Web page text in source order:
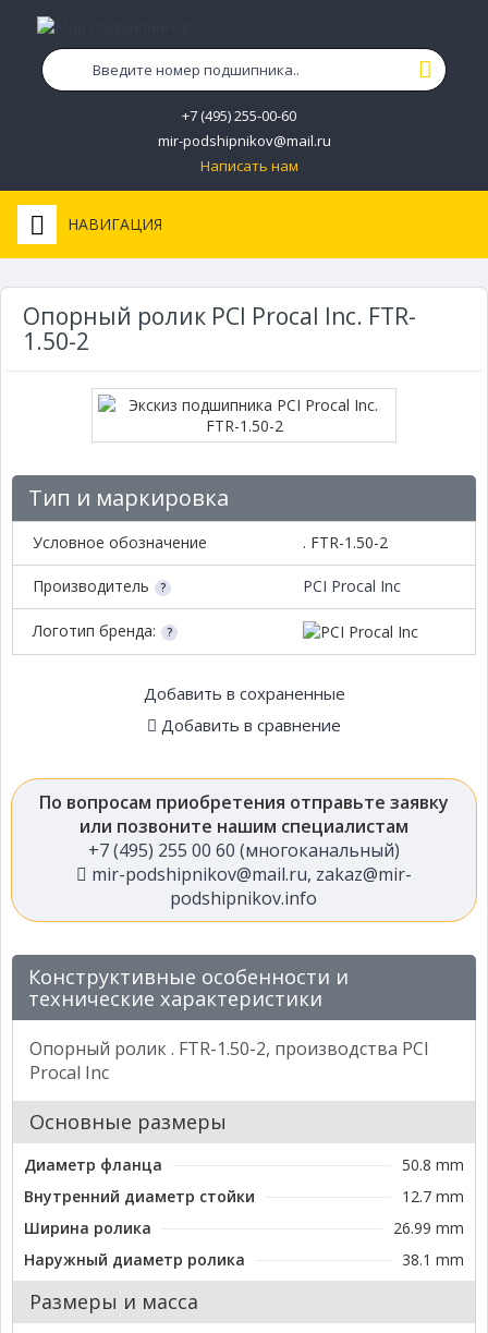
+7 (495) 255-00-60
mir-podshipnikov@mail.ru
Написать нам
НАВИГАЦИЯ
Опорный ролик PCI Procal Inc. FTR-
1.50-2
Тип и маркировка
Условное обозначение . FTR-1.50-2
Производитель PCI Procal Inc
Логотип бренда:
Добавить в сохраненные
Добавить в сравнение
По вопросам приобретения отправьте заявку
или позвоните нашим специалистам
+7 (495) 255 00 60 (многоканальный)
mir-podshipnikov@mail.ru, zakaz@mir-
podshipnikov.info
Конструктивные особенности и
технические характеристики
Опорный ролик . FTR-1.50-2, производства PCI
Procal Inc
Основные размеры
Диаметр фланца
50.8 mm
Внутренний диаметр стойки
12.7 mm
Ширина ролика
26.99 mm
Наружный диаметр ролика
38.1 mm
Размеры и масса